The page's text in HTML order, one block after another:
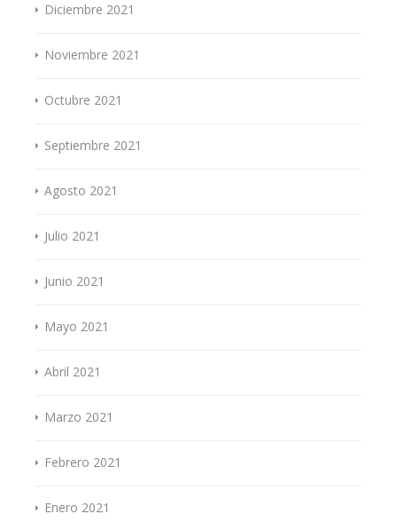
Diciembre 2021
Noviembre 2021
Octubre 2021
Septiembre 2021
Agosto 2021
Julio 2021
Junio 2021
Mayo 2021
Abril 2021
Marzo 2021
Febrero 2021
Enero 2021